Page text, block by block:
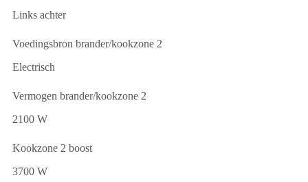
Links achter
Voedingsbron brander/kookzone 2
Electrisch
Vermogen brander/kookzone 2
2100 W
Kookzone 2 boost
3700 W